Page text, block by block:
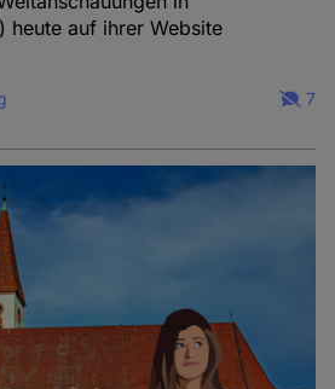
heute auf ihrer Website
7